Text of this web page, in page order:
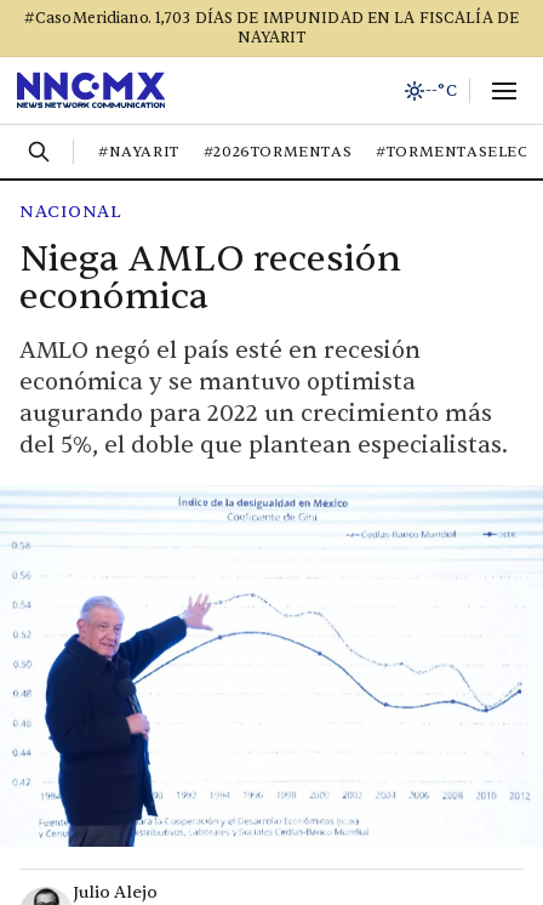
#CasoMeridiano. 1,703 DÍAS DE IMPUNIDAD EN LA FISCALÍA DE
NAYARIT
--°C
#NAYARIT #2026TORMENTAS
NACIONAL
Niega AMLO recesión
económica
AMLO negó el país esté en recesión
económica y se mantuvo optimista
augurando para 2022 un crecimiento más
del 5%, el doble que plantean especialistas.
Julio Alejo